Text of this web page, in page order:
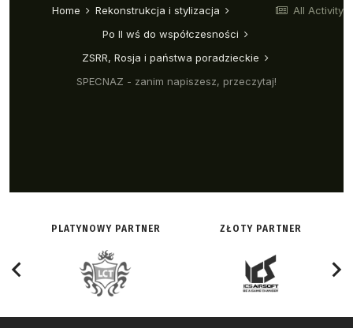
PLATYNOWY PARTNER ZŁOTY PARTNER